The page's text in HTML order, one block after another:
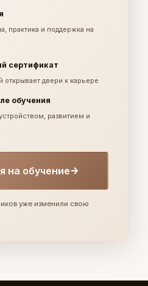
практика и поддержка на
сертификат
открывает двери к карьере
обучения
развитием и
на обучение
уже изменили свою